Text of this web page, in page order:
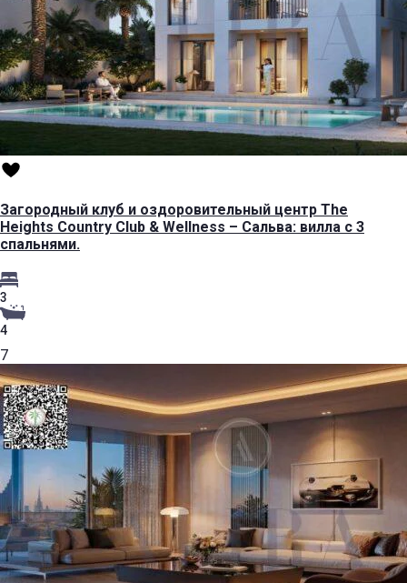
Загородный клуб и оздоровительный центр The
Heights Country Club & Wellness – Сальва: вилла с 3
спальнями.
3
4
7